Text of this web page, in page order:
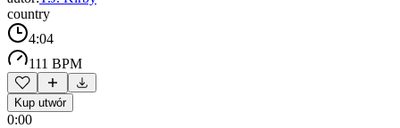
country
4:04
111 BPM
Kup utwór
0:00